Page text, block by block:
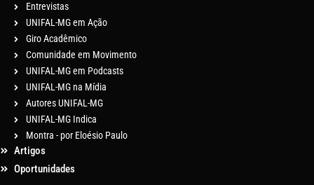
Entrevistas
UNIFAL-MG em Ação
Giro Acadêmico
Comunidade em Movimento
UNIFAL-MG em Podcasts
UNIFAL-MG na Mídia
Autores UNIFAL-MG
UNIFAL-MG Indica
Montra - por Eloésio Paulo
Artigos
Oportunidades